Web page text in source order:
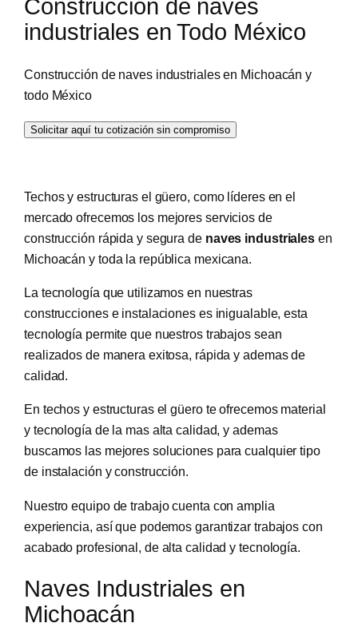
Construcción de naves
industriales en Todo México
Construcción de naves industriales en Michoacán y
todo México
Techos y estructuras el güero, como líderes en el
mercado ofrecemos los mejores servicios de
construcción rápida y segura de naves industriales en
Michoacán y toda la república mexicana.
La tecnología que utilizamos en nuestras
construcciones e instalaciones es inigualable, esta
tecnología permite que nuestros trabajos sean
realizados de manera exitosa, rápida y ademas de
calidad.
En techos y estructuras el güero te ofrecemos material
y tecnología de la mas alta calidad, y ademas
buscamos las mejores soluciones para cualquier tipo
de instalación y construcción.
Nuestro equipo de trabajo cuenta con amplia
experiencia, así que podemos garantizar trabajos con
acabado profesional, de alta calidad y tecnología.
Naves Industriales en
Michoacán